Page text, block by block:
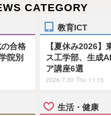
CATEGORY
合格
院別
教育ICT
【夏休み2026】
ス工学部、生成
ア講座6選
2026.7.30 Thu 11:15
生活・健康